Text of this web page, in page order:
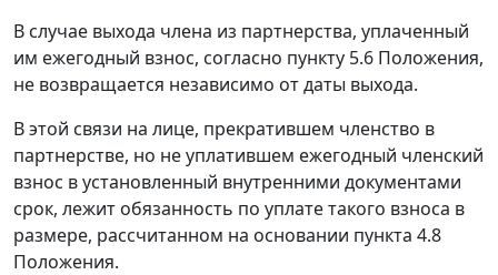
В случае выхода члена из партнерства, уплаченный
им ежегодный взнос, согласно пункту 5.6 Положения,
не возвращается независимо от даты выхода.
В этой связи на лице, прекратившем членство в
партнерстве, но не уплатившем ежегодный членский
взнос в установленный внутренними документами
срок, лежит обязанность по уплате такого взноса в
размере, рассчитанном на основании пункта 4.8
Положения.